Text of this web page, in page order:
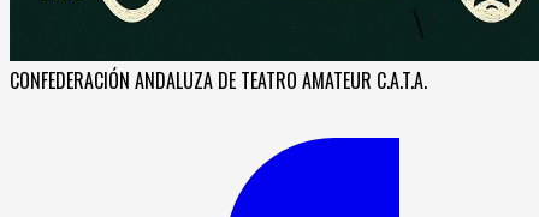
CONFEDERACIÓN ANDALUZA DE TEATRO AMATEUR C.A.T.A.